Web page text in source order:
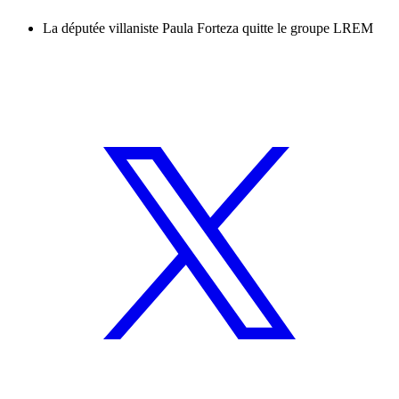
La députée villaniste Paula Forteza quitte le groupe LREM